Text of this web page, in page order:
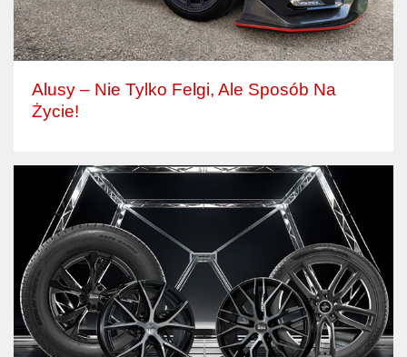
Alusy – Nie Tylko Felgi, Ale Sposób Na
Życie!